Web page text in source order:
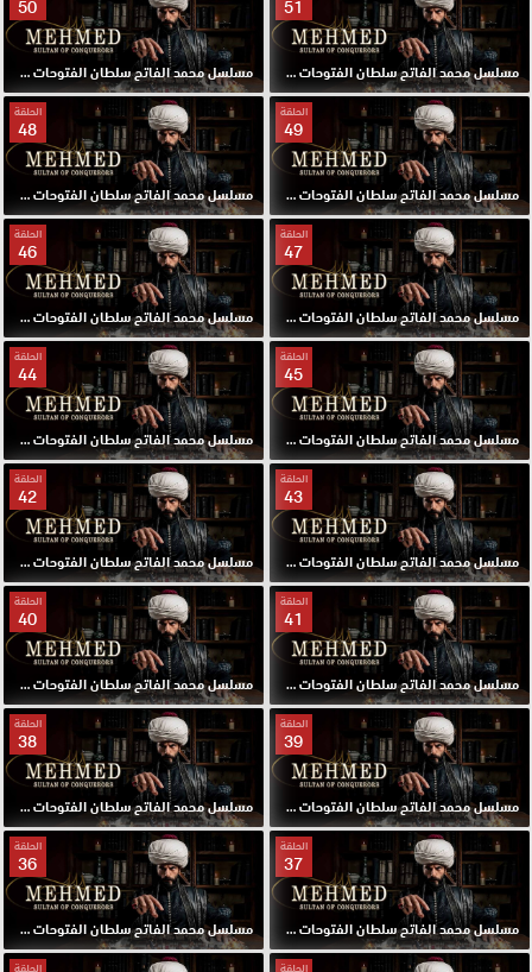
51
مسلسل محمد الفاتح سلطان الفتوحات مترجم الحلقة 51 HD
50
مسلسل محمد الفاتح سلطان الفتوحات مترجم الحلقة 50 HD
الحلقة
49
مسلسل محمد الفاتح سلطان الفتوحات مترجم الحلقة 49 HD
الحلقة
48
مسلسل محمد الفاتح سلطان الفتوحات مترجم الحلقة 48 HD
الحلقة
47
مسلسل محمد الفاتح سلطان الفتوحات مترجم الحلقة 47 HD
الحلقة
46
مسلسل محمد الفاتح سلطان الفتوحات مترجم الحلقة 46 HD
الحلقة
45
مسلسل محمد الفاتح سلطان الفتوحات مترجم الحلقة 45 HD
الحلقة
44
مسلسل محمد الفاتح سلطان الفتوحات مترجم الحلقة 44 HD
الحلقة
43
مسلسل محمد الفاتح سلطان الفتوحات مترجم الحلقة 43 HD
الحلقة
42
مسلسل محمد الفاتح سلطان الفتوحات مترجم الحلقة 42 HD
الحلقة
41
مسلسل محمد الفاتح سلطان الفتوحات مترجم الحلقة 41 HD
الحلقة
40
مسلسل محمد الفاتح سلطان الفتوحات مترجم الحلقة 40 HD
الحلقة
39
مسلسل محمد الفاتح سلطان الفتوحات مترجم الحلقة 39 HD
الحلقة
38
مسلسل محمد الفاتح سلطان الفتوحات مترجم الحلقة 38 HD
الحلقة
37
مسلسل محمد الفاتح سلطان الفتوحات مترجم الحلقة 37 HD
الحلقة
36
مسلسل محمد الفاتح سلطان الفتوحات مترجم الحلقة 36 HD
الحلقة الحلقة